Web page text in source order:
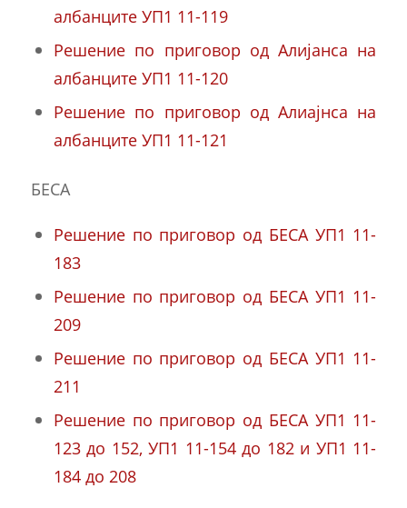
албанците УП1 11-119
Решение по приговор од Алијанса на
албанците УП1 11-120
Решение по приговор од Алиајнса на
албанците УП1 11-121
БЕСА
Решение по приговор од БЕСА УП1 11-
183
Решение по приговор од БЕСА УП1 11-
209
Решение по приговор од БЕСА УП1 11-
211
Решение по приговор од БЕСА УП1 11-
123 до 152,УП1 11-154 до 182 и УП1 11-
184 до 208